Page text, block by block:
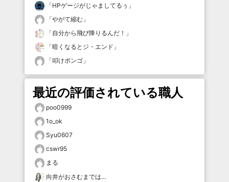
「HPゲージがじゃましてるぅ 」
「やがて縮む 」
「自分から飛び降りるんだ！ 」
「暗くなるとジ・エンド 」
「叩けボンゴ 」
最近の評価されている職人
poo0999
1o_ok
Syu0607
cswr95
まる
向井がおさむまでは…